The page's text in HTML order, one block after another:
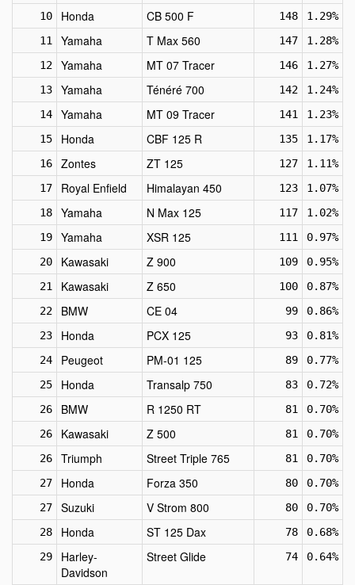
10
Honda CB 500 F 148
1.29%
11
Yamaha T Max 560 147
1.28%
12
Yamaha MT 07 Tracer 146
1.27%
13
Yamaha Ténéré 700 142
1.24%
14
Yamaha MT 09 Tracer 141
1.23%
15
Honda CBF 125 R 135
1.17%
16
Zontes ZT 125 127
1.11%
17
Royal Enfield Himalayan 450 123
1.07%
18
Yamaha N Max 125 117
1.02%
19
Yamaha XSR 125 111
0.97%
20
Kawasaki Z 900 109
0.95%
21
Kawasaki Z 650 100
0.87%
22
BMW CE 04 99
0.86%
23
Honda PCX 125 93
0.81%
24
Peugeot PM-01 125 89
0.77%
25
Honda Transalp 750 83
0.72%
26
BMW R 1250 RT 81
0.70%
26
Kawasaki Z 500 81
0.70%
26
Triumph Street Triple 765 81
0.70%
27
Honda Forza 350 80
0.70%
27
Suzuki V Strom 800 80
0.70%
28
Honda ST 125 Dax 78
0.68%
29
Harley-
Davidson
Street Glide 74 0.64%